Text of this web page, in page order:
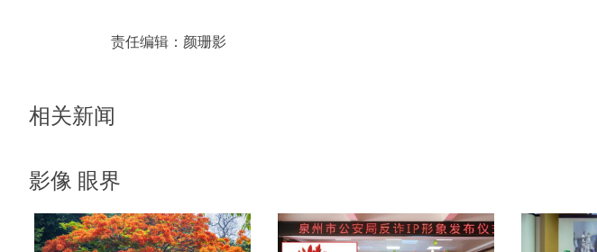
责任编辑： 颜珊影
相关新闻
影像 眼界